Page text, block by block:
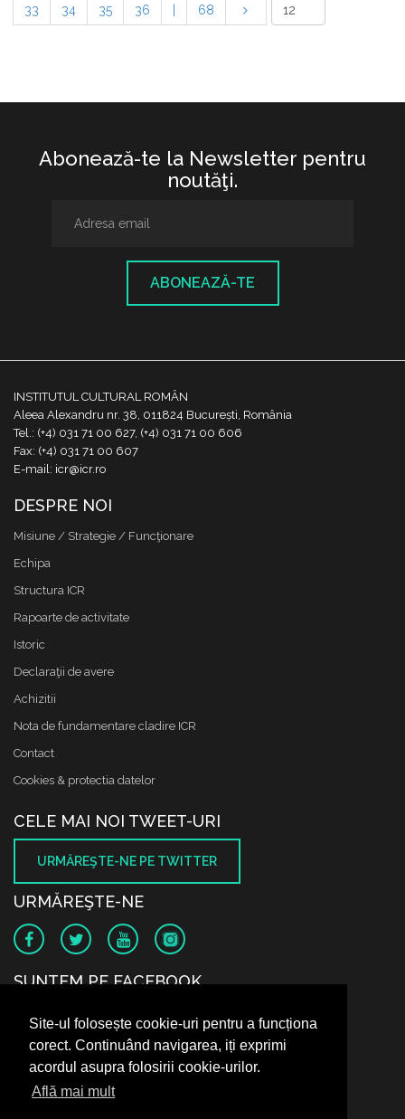
Site-ul folosește cookie-uri pentru a funcționa
corect. Continuând navigarea, iți exprimi
acordul asupra folosirii cookie-urilor.
Află mai mult
33 34 35 36 68
Abonează-te la Newsletter pentru
noutăţi.
ABONEAZĂ-TE
INSTITUTUL CULTURAL ROMÂN
Aleea Alexandru nr. 38, 011824 București, România
Tel.: (+4) 031 71 00 627, (+4) 031 71 00 606
Fax: (+4) 031 71 00 607
E-mail: icr@icr.ro
DESPRE NOI
Misiune / Strategie / Funcţionare
Echipa
Structura ICR
Rapoarte de activitate
Istoric
Declaraţii de avere
Achizitii
Nota de fundamentare cladire ICR
Contact
Cookies & protectia datelor
CELE MAI NOI TWEET-URI
URMĂREŞTE-NE PE TWITTER
URMĂREŞTE-NE
SUNTEM PE FACEBOOK